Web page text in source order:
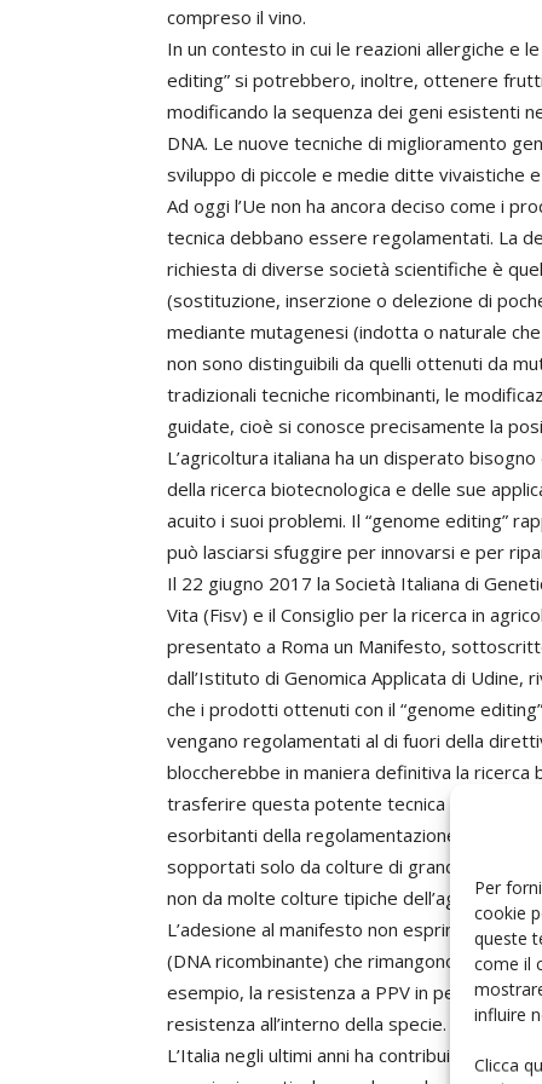
Per
cookie
queste
come il
influire
Clicca
compreso il vino.
In un contesto in cui le reazioni allergiche e
editing” si potrebbero, inoltre, ottenere
modificando la sequenza dei geni esistenti
DNA. Le nuove tecniche di miglioramento
sviluppo di piccole e medie ditte vivaistiche
Ad oggi l’Ue non ha ancora deciso come i
tecnica debbano essere regolamentati. La
richiesta di diverse società scientifiche è
(sostituzione, inserzione o delezione di
mediante mutagenesi (indotta o naturale
non sono distinguibili da quelli ottenuti da
tradizionali tecniche ricombinanti, le
guidate, cioè si conosce precisamente la
L’agricoltura italiana ha un disperato
della ricerca biotecnologica e delle sue
acuito i suoi problemi. Il “genome editing”
può lasciarsi sfuggire per innovarsi e per
Il 22 giugno 2017 la Società Italiana di
Vita (Fisv) e il Consiglio per la ricerca in
presentato a Roma un Manifesto,
dall’Istituto di Genomica Applicata di Udine,
che i prodotti ottenuti con il “genome
vengano regolamentati al di fuori della
bloccherebbe in maniera definitiva la ricerca
trasferire questa potente tecnica e
esorbitanti della regolamentazione attuale
sopportati solo da colture di grande
non da molte colture tipiche dell’agricoltura
L’adesione al manifesto non esprime un
(DNA ricombinante) che rimangono
esempio, la resistenza a PPV in pesco, per
resistenza all’interno della specie.
L’Italia negli ultimi anni ha contribuito in